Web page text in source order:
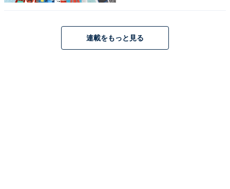
連載をもっと見る